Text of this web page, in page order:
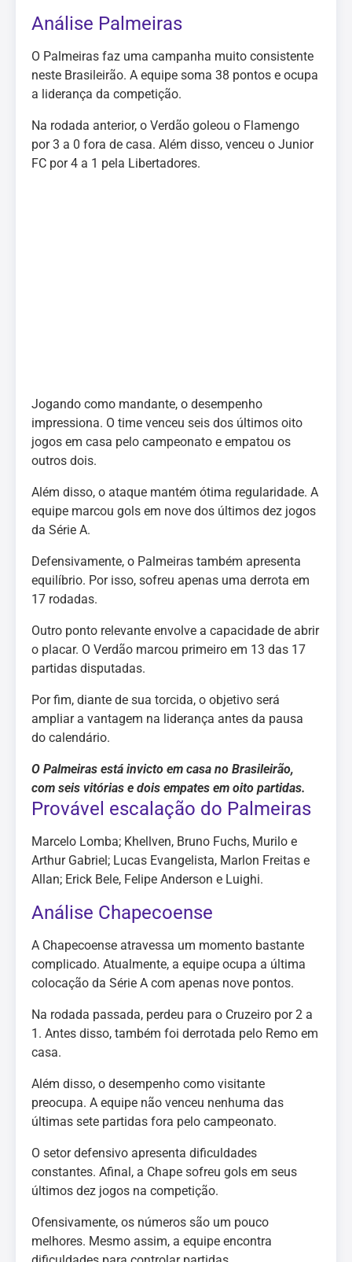
Análise Palmeiras
O Palmeiras faz uma campanha muito consistente
neste Brasileirão. A equipe soma 38 pontos e ocupa
a liderança da competição.
Na rodada anterior, o Verdão goleou o Flamengo
por 3 a 0 fora de casa. Além disso, venceu o Junior
FC por 4 a 1 pela Libertadores.
Jogando como mandante, o desempenho
impressiona. O time venceu seis dos últimos oito
jogos em casa pelo campeonato e empatou os
outros dois.
Além disso, o ataque mantém ótima regularidade. A
equipe marcou gols em nove dos últimos dez jogos
da Série A.
Defensivamente, o Palmeiras também apresenta
equilíbrio. Por isso, sofreu apenas uma derrota em
17 rodadas.
Outro ponto relevante envolve a capacidade de abrir
o placar. O Verdão marcou primeiro em 13 das 17
partidas disputadas.
Por fim, diante de sua torcida, o objetivo será
ampliar a vantagem na liderança antes da pausa
do calendário.
O Palmeiras está invicto em casa no Brasileirão,
com seis vitórias e dois empates em oito partidas.
Provável escalação do Palmeiras
Marcelo Lomba; Khellven, Bruno Fuchs, Murilo e
Arthur Gabriel; Lucas Evangelista, Marlon Freitas e
Allan; Erick Bele, Felipe Anderson e Luighi.
Análise Chapecoense
A Chapecoense atravessa um momento bastante
complicado. Atualmente, a equipe ocupa a última
colocação da Série A com apenas nove pontos.
Na rodada passada, perdeu para o Cruzeiro por 2 a
1. Antes disso, também foi derrotada pelo Remo em
casa.
Além disso, o desempenho como visitante
preocupa. A equipe não venceu nenhuma das
últimas sete partidas fora pelo campeonato.
O setor defensivo apresenta dificuldades
constantes. Afinal, a Chape sofreu gols em seus
últimos dez jogos na competição.
Ofensivamente, os números são um pouco
melhores. Mesmo assim, a equipe encontra